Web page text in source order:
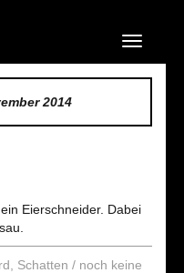
Navigation
2014
Eierschneider. Dabei
Schatten / noch keine